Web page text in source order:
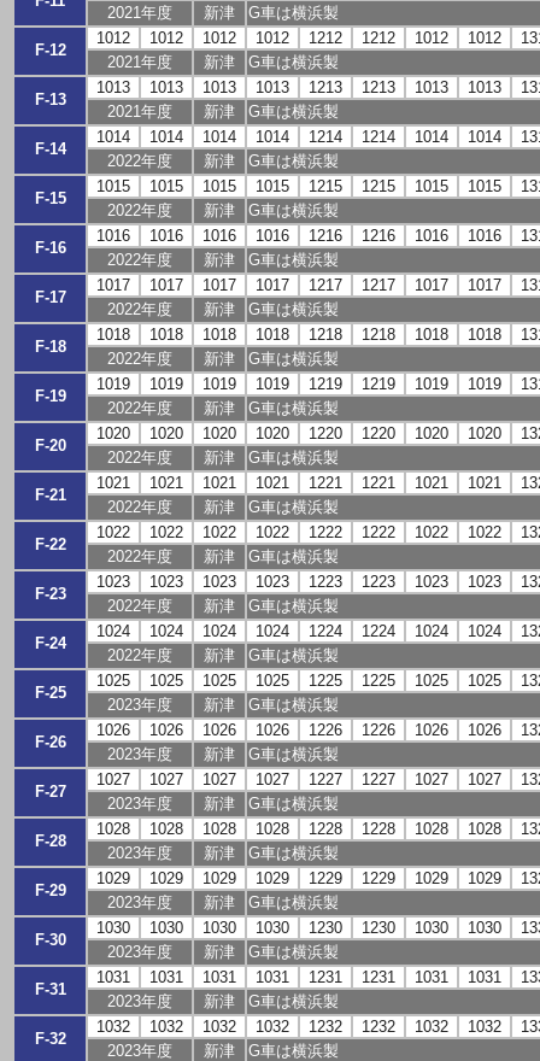
2021年度
新津 G車は横浜製
F-12
1012 1012 1012 1012 1212 1212 1012 1012
2021年度
新津 G車は横浜製
F-13
1013 1013 1013 1013 1213 1213 1013 1013
2021年度
新津 G車は横浜製
F-14
1014 1014 1014 1014 1214 1214 1014 1014
2022年度
新津 G車は横浜製
F-15
1015 1015 1015 1015 1215 1215 1015 1015
2022年度
新津 G車は横浜製
F-16
1016 1016 1016 1016 1216 1216 1016 1016
2022年度
新津 G車は横浜製
F-17
1017 1017 1017 1017 1217 1217 1017 1017
2022年度
新津 G車は横浜製
F-18
1018 1018 1018 1018 1218 1218 1018 1018
2022年度
新津 G車は横浜製
F-19
1019 1019 1019 1019 1219 1219 1019 1019
2022年度
新津 G車は横浜製
F-20
1020 1020 1020 1020 1220 1220 1020 1020
2022年度
新津 G車は横浜製
F-21
1021 1021 1021 1021 1221 1221 1021 1021
2022年度
新津 G車は横浜製
F-22
1022 1022 1022 1022 1222 1222 1022 1022
2022年度
新津 G車は横浜製
F-23
1023 1023 1023 1023 1223 1223 1023 1023
2022年度
新津 G車は横浜製
F-24
1024 1024 1024 1024 1224 1224 1024 1024
2022年度
新津 G車は横浜製
F-25
1025 1025 1025 1025 1225 1225 1025 1025
2023年度
新津 G車は横浜製
F-26
1026 1026 1026 1026 1226 1226 1026 1026
2023年度
新津 G車は横浜製
F-27
1027 1027 1027 1027 1227 1227 1027 1027
2023年度
新津 G車は横浜製
F-28
1028 1028 1028 1028 1228 1228 1028 1028
2023年度
新津 G車は横浜製
F-29
1029 1029 1029 1029 1229 1229 1029 1029
2023年度
新津 G車は横浜製
F-30
1030 1030 1030 1030 1230 1230 1030 1030
2023年度
新津 G車は横浜製
F-31
1031 1031 1031 1031 1231 1231 1031 1031
2023年度
新津 G車は横浜製
F-32
1032 1032 1032 1032 1232 1232 1032 1032
2023年度
新津 G車は横浜製